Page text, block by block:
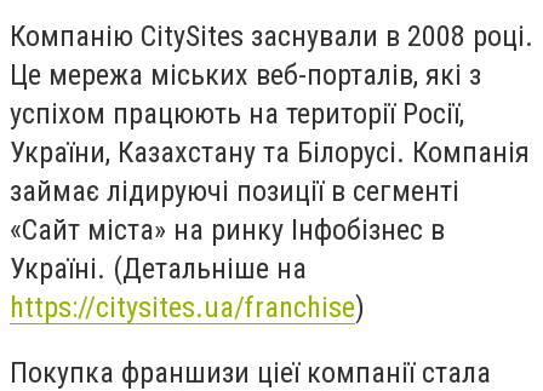
Компанію CitySites заснували в 2008 році.
Це мережа міських веб-порталів, які з
успіхом працюють на території Росії,
України, Казахстану та Білорусі. Компанія
займає лідируючі позиції в сегменті
«Сайт міста» на ринку Інфобізнес в
Україні. (Детальніше на
https://citysites.ua/franchise)
Покупка франшизи ціеї компанії стала